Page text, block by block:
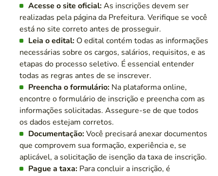
Acesse o site oficial:As inscrições devem ser
realizadas pela página da Prefeitura. Verifique se você
está no site correto antes de prosseguir.
Leia o edital: O edital contém todas as informações
necessárias sobre os cargos, salários, requisitos, e as
etapas do processo seletivo. É essencial entender
todas as regras antes de se inscrever.
Preencha o formulário: Na plataforma online,
encontre o formulário de inscrição e preencha com as
informações solicitadas. Assegure-se de que todos
os dados estejam corretos.
Documentação:Você precisará anexar documentos
que comprovem sua formação, experiência e, se
aplicável, a solicitação de isenção da taxa de inscrição.
Pague a taxa: Para concluir a inscrição, é